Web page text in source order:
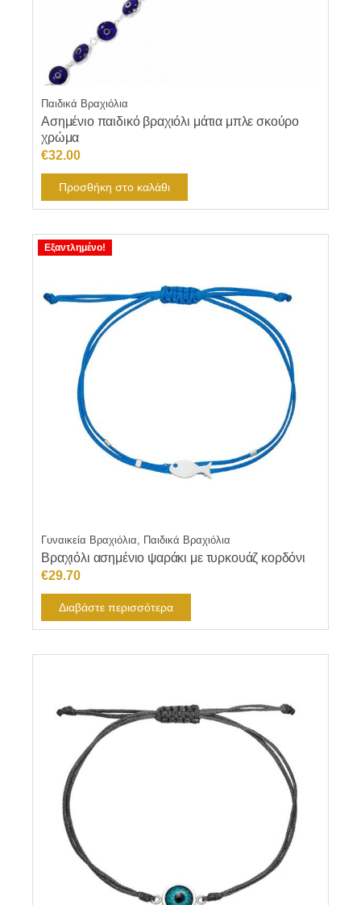
Παιδικά Βραχιόλια
Ασημένιο παιδικό βραχιόλι μάτια μπλε σκούρο
χρώμα
€32.00
Προσθήκη στο καλάθι
Εξαντλημένο!
Γυναικεία Βραχιόλια, Παιδικά Βραχιόλια
Βραχιόλι ασημένιο ψαράκι με τυρκουάζ κορδόνι
€29.70
Διαβάστε περισσότερα